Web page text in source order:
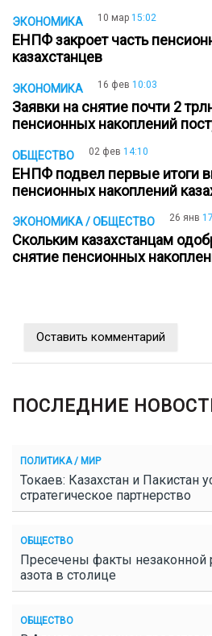
ЭКОНОМИКА 10 мар 15:02
ЕНПФ закроет часть
казахстанцев
ЭКОНОМИКА 16 фев 10:03
Заявки на снятие почти 2
пенсионных накоплений
ОБЩЕСТВО 02 фев 14:10
ЕНПФ подвел первые итоги
пенсионных накоплений
ЭКОНОМИКА / ОБЩЕСТВО 26 янв
Скольким казахстанцам
снятие пенсионных
Оставить комментарий
ПОСЛЕДНИЕ
ПОЛИТИКА / МИР
Токаев: Казахстан и Пакистан
стратегическое партнерство
ОБЩЕСТВО
Пресечены факты незаконной
азота в столице
ОБЩЕСТВО